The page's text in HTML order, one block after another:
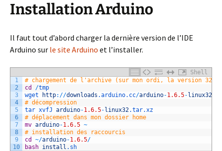
Installation Arduino
Il faut tout d’abord charger la dernière version de l’IDE
Arduino sur le site Arduino et l’installer.
Shell
1
2
3
4
5
6
7
8
9
10
# chargement de l'archive (sur mon ordi, la version 32
cd
/tmp
wget
http: //downloads .arduino.cc/arduino-1.6.5- linux32
# décompression
tar xvfJ arduino-1.6.5- linux32.tar.xz
# déplacement dans mon dossier home
mv arduino-1.6.5 ~
# installation des raccourcis
cd
~/arduino-1.6.5/
bash install .sh